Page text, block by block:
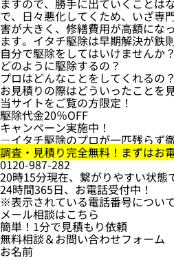
ますので、勝手に出ていくことは
で、日々悪化してくため、いざ専
害が大きく、修繕費用が高額にな
ます。イタチ駆除は早期解決が鉄
自分で駆除をしてはいけませんか？
どのように駆除するの？
プロはどんなことをしてくれるの？
お見積りの際はどういったことを
当サイトをご覧の方限定！
駆除代金20％OFF
キャンペーン実施中！
―イタチ駆除のプロが一匹残らず
調査・見積り完全無料！まずはお
0120-987-282
20時15分現在、繋がりやすい状態
24時間365日、お電話受付中！
※表示されている電話番号について
メール相談はこちら
簡単！1分で見積もり依頼
無料相談＆お問い合わせフォーム
お名前